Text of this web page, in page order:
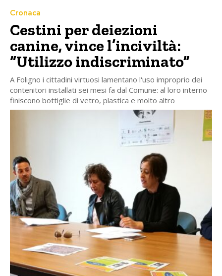
Cronaca
Cestini per deiezioni
canine, vince l’inciviltà:
“Utilizzo indiscriminato”
A Foligno i cittadini virtuosi lamentano l'uso improprio dei
contenitori installati sei mesi fa dal Comune: al loro interno
finiscono bottiglie di vetro, plastica e molto altro